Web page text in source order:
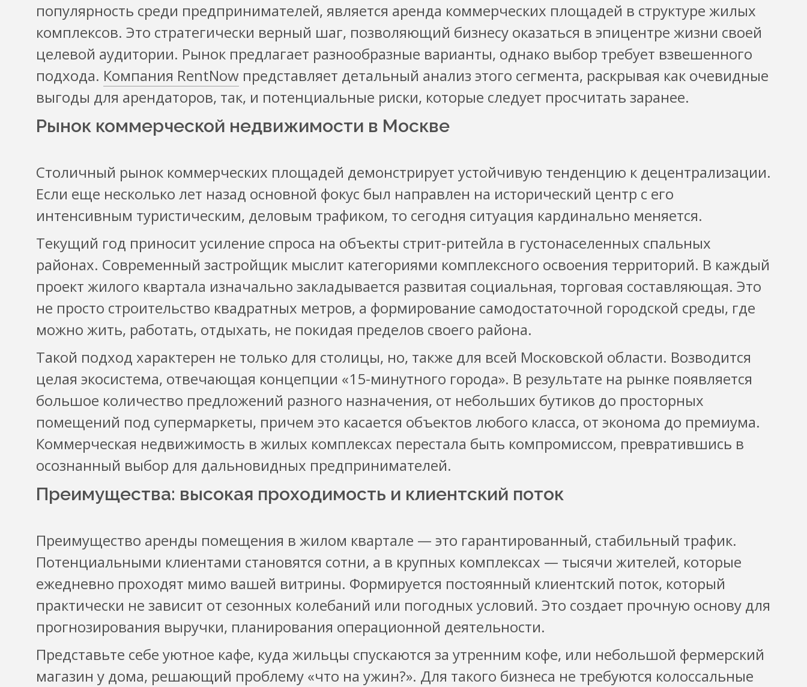
популярность среди предпринимателей, является аренда коммерческих площадей в структуре жилых
комплексов. Это стратегически верный шаг, позволяющий бизнесу оказаться в эпицентре жизни своей
целевой аудитории. Рынок предлагает разнообразные варианты, однако выбор требует взвешенного
подхода. Компания RentNow представляет детальный анализ этого сегмента, раскрывая как очевидные
выгоды для арендаторов, так, и потенциальные риски, которые следует просчитать заранее.
Рынок коммерческой недвижимости в Москве
Столичный рынок коммерческих площадей демонстрирует устойчивую тенденцию к децентрализации.
Если еще несколько лет назад основной фокус был направлен на исторический центр с его
интенсивным туристическим, деловым трафиком, то сегодня ситуация кардинально меняется.
Текущий год приносит усиление спроса на объекты стрит-ритейла в густонаселенных спальных
районах. Современный застройщик мыслит категориями комплексного освоения территорий. В каждый
проект жилого квартала изначально закладывается развитая социальная, торговая составляющая. Это
не просто строительство квадратных метров, а формирование самодостаточной городской среды, где
можно жить, работать, отдыхать, не покидая пределов своего района.
Такой подход характерен не только для столицы, но, также для всей Московской области. Возводится
целая экосистема, отвечающая концепции «15-минутного города». В результате на рынке появляется
большое количество предложений разного назначения, от небольших бутиков до просторных
помещений под супермаркеты, причем это касается объектов любого класса, от эконома до премиума.
Коммерческая недвижимость в жилых комплексах перестала быть компромиссом, превратившись в
осознанный выбор для дальновидных предпринимателей.
Преимущества: высокая проходимость и клиентский поток
Преимущество аренды помещения в жилом квартале — это гарантированный, стабильный трафик.
Потенциальными клиентами становятся сотни, а в крупных комплексах — тысячи жителей, которые
ежедневно проходят мимо вашей витрины. Формируется постоянный клиентский поток, который
практически не зависит от сезонных колебаний или погодных условий. Это создает прочную основу для
прогнозирования выручки, планирования операционной деятельности.
Представьте себе уютное кафе, куда жильцы спускаются за утренним кофе, или небольшой фермерский
магазин у дома, решающий проблему «что на ужин?». Для такого бизнеса не требуются колоссальные